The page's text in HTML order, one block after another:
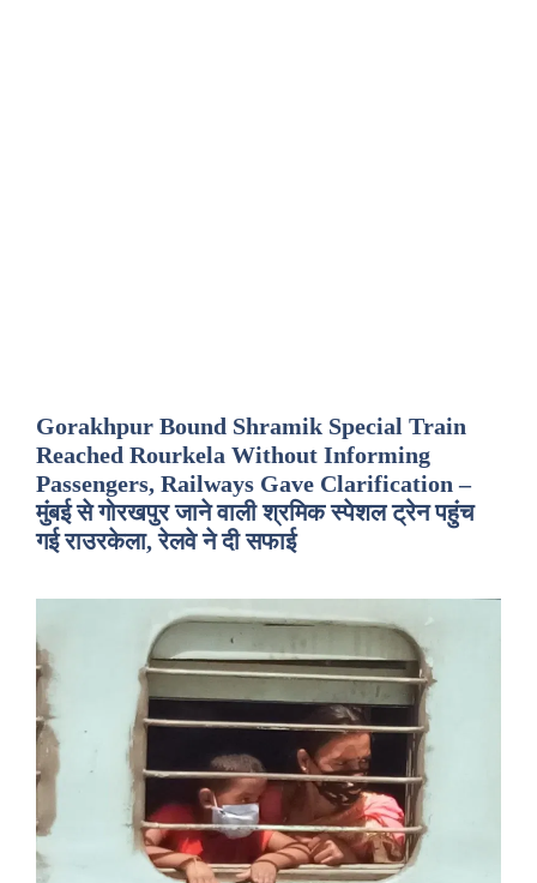
Gorakhpur Bound Shramik Special Train
Reached Rourkela Without Informing
Passengers, Railways Gave Clarification –
मुंबई से गोरखपुर जाने वाली श्रमिक स्पेशल ट्रेन पहुंच
गई राउरकेला, रेलवे ने दी सफाई